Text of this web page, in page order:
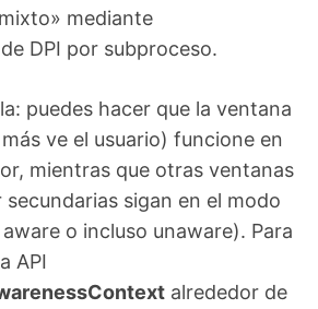
mediante
DPI por subproceso.
puedes hacer que la ventana
ve el usuario) funcione en
mientras que otras ventanas
secundarias sigan en el modo
o incluso unaware). Para
API
alrededor de